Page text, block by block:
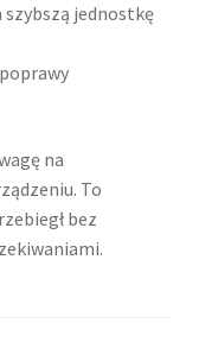
jednostkę
na
To
bez